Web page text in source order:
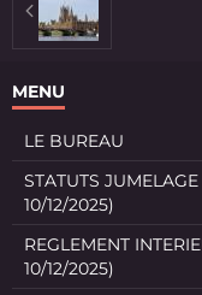
MENU
LE BUREAU
STATUTS
10/12/2025)
REGLEMENT
10/12/2025)